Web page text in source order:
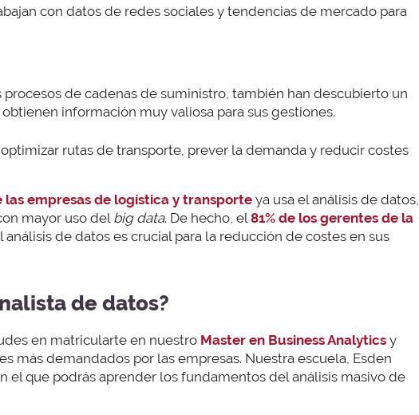
con datos de redes sociales y tendencias de mercado para
de cadenas de suministro, también han descubierto un
información muy valiosa para sus gestiones.
rutas de transporte, prever la demanda y reducir costes
las empresas de logística y transporte ya usa el análisis de datos,
mayor uso delbig data. De hecho, el81% de los gerentes de la
análisis de datos es crucial para la reducción de costes en sus
de datos?
en matricularte en nuestro Master en Business Analytics y
más demandados por las empresas. Nuestra escuela, Esden
el que podrás aprender los fundamentos del análisis masivo de